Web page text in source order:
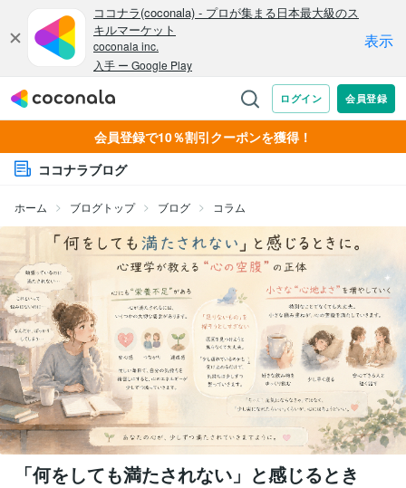
会員登録で10％割引クーポンを獲得！
ココナラブログ
ホーム ブログトップ ブログ コラム
「何をしても満たされない」と感じるとき